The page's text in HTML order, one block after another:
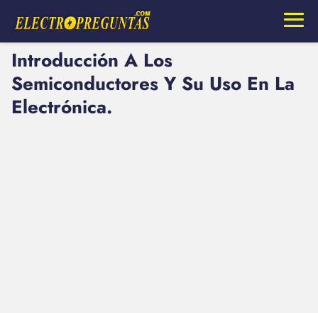
Introducción A Los
Semiconductores Y Su Uso En La
Electrónica.